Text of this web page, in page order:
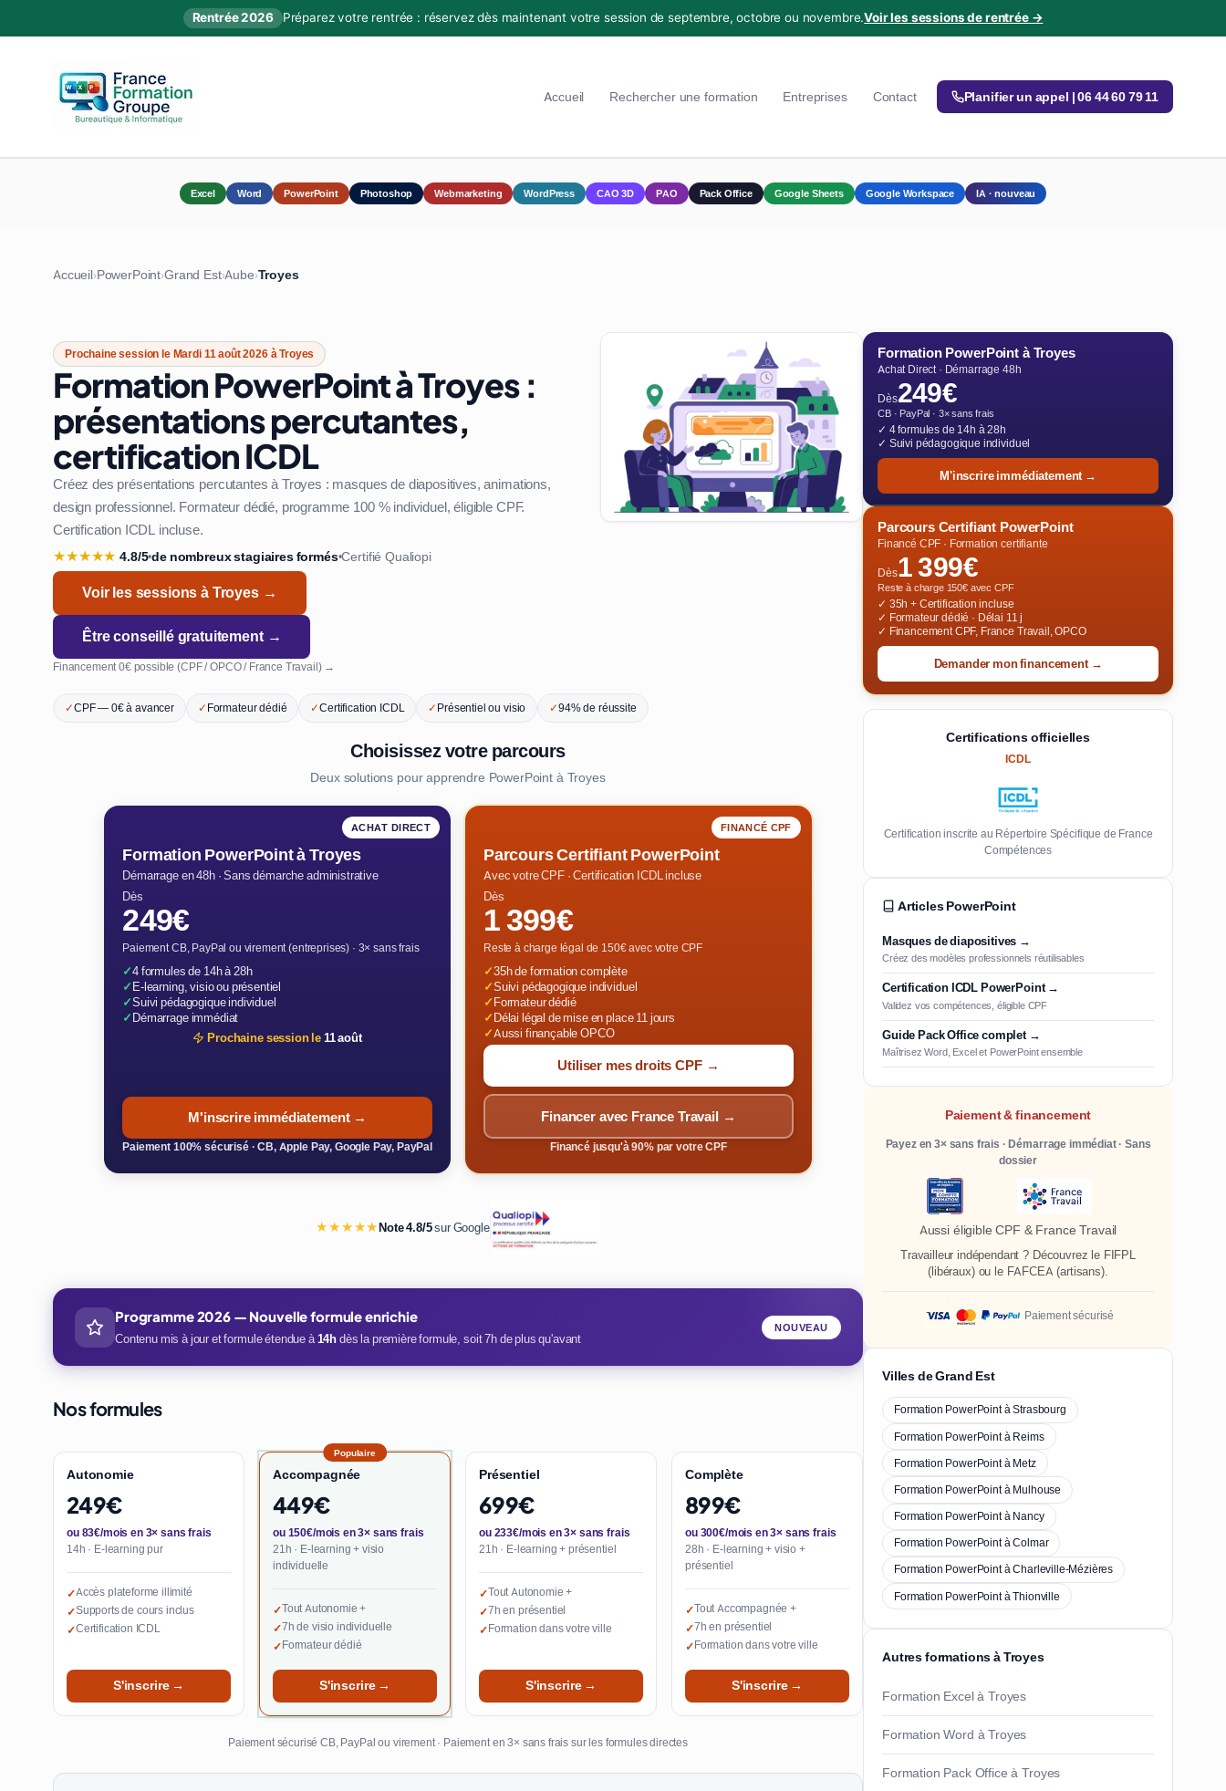
Rentrée 2026 Préparez votre rentrée : réservez dès maintenant votre session de septembre, octobre ou novembre.Voir les sessions de rentrée →
Accueil Rechercher une formation Entreprises Contact Planifier un appel | 06 44 60 79 11
Excel Word PowerPoint Photoshop Webmarketing WordPress CAO 3D PAO Pack Office Google Sheets Google Workspace IA · nouveau
Accueil›PowerPoint›Grand Est›Aube›Troyes
Prochaine session le Mardi 11 août 2026 à Troyes
Formation PowerPoint à Troyes :
présentations percutantes,
certification ICDL
Créez des présentations percutantes à Troyes : masques de diapositives, animations,
design professionnel. Formateur dédié, programme 100 % individuel, éligible CPF.
Certification ICDL incluse.
★★★★★ 4.8/5•de nombreux stagiaires formés•Certifié Qualiopi
Voir les sessions à Troyes →
Être conseillé gratuitement →
Financement 0€ possible (CPF / OPCO / France Travail) →
✓CPF — 0€ à avancer ✓Formateur dédié ✓Certification ICDL ✓Présentiel ou visio ✓94% de réussite
Choisissez votre parcours
Deux solutions pour apprendre PowerPoint à Troyes
ACHAT DIRECT
Formation PowerPoint à Troyes
Démarrage en 48h · Sans démarche administrative
Dès
249€
Paiement CB, PayPal ou virement (entreprises) · 3× sans frais
✓4 formules de 14h à 28h
✓E-learning, visio ou présentiel
✓Suivi pédagogique individuel
✓Démarrage immédiat
Prochaine session le11 août
M'inscrire immédiatement →
Paiement 100% sécurisé · CB, Apple Pay, Google Pay, PayPal
FINANCÉ CPF
Parcours Certifiant PowerPoint
Avec votre CPF · Certification ICDL incluse
Dès
1 399€
Reste à charge légal de 150€ avec votre CPF
✓35h de formation complète
✓Suivi pédagogique individuel
✓Formateur dédié
✓Délai légal de mise en place 11 jours
✓Aussi finançable OPCO
Utiliser mes droits CPF →
Financer avec France Travail →
Financé jusqu'à 90% par votre CPF
★★★★★Note 4.8/5sur Google
Programme 2026 — Nouvelle formule enrichie
Contenu mis à jour et formule étendue à14hdès la première formule, soit 7h de plus qu'avant
NOUVEAU
Nos formules
Autonomie
249€
ou 83€/mois en 3× sans frais
14h · E-learning pur
✓Accès plateforme illimité
✓Supports de cours inclus
✓Certification ICDL
S'inscrire →
Populaire
Accompagnée
449€
ou 150€/mois en 3× sans frais
21h · E-learning + visio
individuelle
✓Tout Autonomie +
✓7h de visio individuelle
✓Formateur dédié
S'inscrire →
Présentiel
699€
ou 233€/mois en 3× sans frais
21h · E-learning + présentiel
✓Tout Autonomie +
✓7h en présentiel
✓Formation dans votre ville
S'inscrire →
Complète
899€
ou 300€/mois en 3× sans frais
28h · E-learning + visio +
présentiel
✓Tout Accompagnée +
✓7h en présentiel
✓Formation dans votre ville
S'inscrire →
Paiement sécurisé CB, PayPal ou virement · Paiement en 3× sans frais sur les formules directes
Formation PowerPoint à Troyes
Achat Direct · Démarrage 48h
Dès249€
CB · PayPal · 3× sans frais
✓ 4 formules de 14h à 28h
✓ Suivi pédagogique individuel
M'inscrire immédiatement →
Parcours Certifiant PowerPoint
Financé CPF · Formation certifiante
Dès1 399€
Reste à charge 150€ avec CPF
✓ 35h + Certification incluse
✓ Formateur dédié · Délai 11 j
✓ Financement CPF, France Travail, OPCO
Demander mon financement →
Certifications officielles
ICDL
Certification inscrite au Répertoire Spécifique de France
Compétences
Articles PowerPoint
Masques de diapositives →
Créez des modèles professionnels réutilisables
Certification ICDL PowerPoint →
Validez vos compétences, éligible CPF
Guide Pack Office complet →
Maîtrisez Word, Excel et PowerPoint ensemble
Paiement & financement
Payez en 3× sans frais · Démarrage immédiat · Sans
dossier
Aussi éligible CPF & France Travail
Travailleur indépendant ? Découvrez le FIFPL
(libéraux) ou le FAFCEA (artisans).
Paiement sécurisé
Villes de Grand Est
Formation PowerPoint à Strasbourg
Formation PowerPoint à Reims
Formation PowerPoint à Metz
Formation PowerPoint à Mulhouse
Formation PowerPoint à Nancy
Formation PowerPoint à Colmar
Formation PowerPoint à Charleville-Mézières
Formation PowerPoint à Thionville
Autres formations à Troyes
Formation Excel à Troyes
Formation Word à Troyes
Formation Pack Office à Troyes